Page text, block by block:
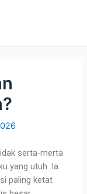
serta-merta
yang utuh. Ia
paling ketat